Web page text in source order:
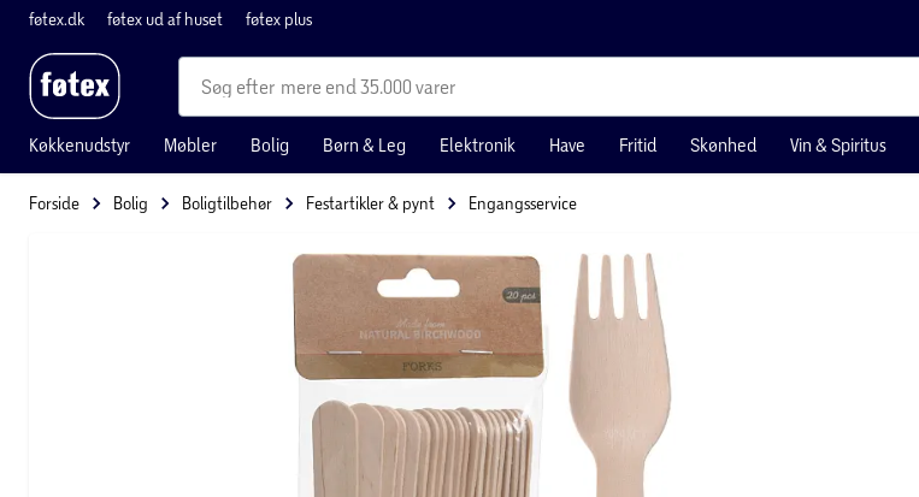
føtex.dk føtex ud af huset føtex plus
mere end 35.000 varer
Køkkenudstyr Møbler Bolig Børn & Leg Elektronik Have Fritid Skønhed Vin & Spiritus
Forside Bolig Boligtilbehør Festartikler & pynt Engangsservice